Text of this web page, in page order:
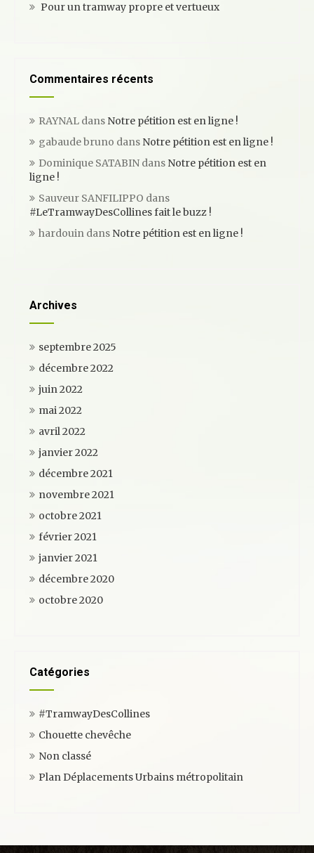
Pour un tramway propre et vertueux
Commentaires récents
RAYNAL dans Notre pétition est en ligne !
gabaude bruno dans Notre pétition est en ligne !
Dominique SATABIN dans Notre pétition est en
ligne !
Sauveur SANFILIPPO dans
#LeTramwayDesCollines fait le buzz !
hardouin dans Notre pétition est en ligne !
Archives
septembre 2025
décembre 2022
juin 2022
mai 2022
avril 2022
janvier 2022
décembre 2021
novembre 2021
octobre 2021
février 2021
janvier 2021
décembre 2020
octobre 2020
Catégories
#TramwayDesCollines
Chouette chevêche
Non classé
Plan Déplacements Urbains métropolitain